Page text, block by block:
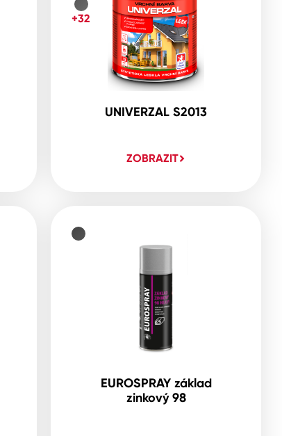
UNIVERZAL S2013
ZOBRAZIT
+32
EUROSPRAY základ
zinkový 98